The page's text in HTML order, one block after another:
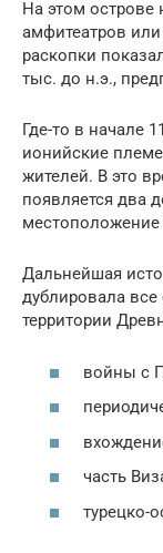
На этом острове
амфитеатров
раскопки
тыс. до н.э.,
Где-то в начале
ионийские
жителей. В это
появляется два
местоположение
Дальнейшая
дублировала
территории
войны с
часть
турецко-